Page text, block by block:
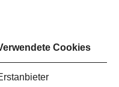
Cookies